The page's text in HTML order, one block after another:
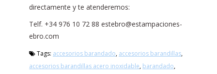
directamente y te atenderemos:
Telf. +34 976 10 72 88 estebro@estampaciones-
ebro.com
Tags: accesorios barandado, accesorios barandillas,
accesorios barandillas acero inoxidable, barandado,